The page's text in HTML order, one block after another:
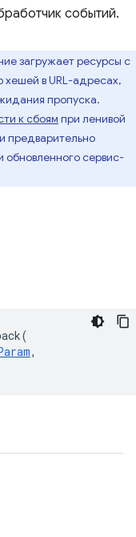
событий.
загружает ресурсы с
в URL-адресах,
пропуска.
к сбоям при ленивой
предварительно
обновленного сервис-
(
,